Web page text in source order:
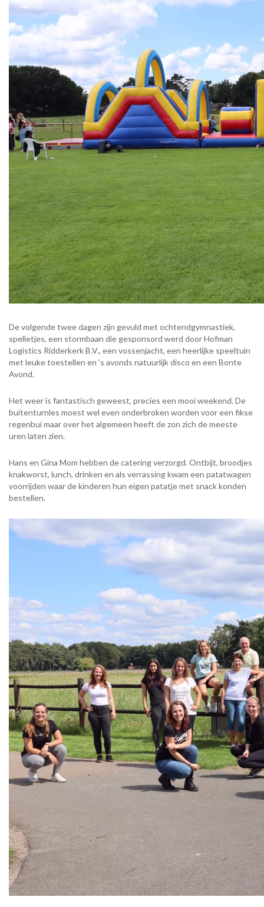
De volgende twee dagen zijn gevuld met ochtendgymnastiek,
spelletjes, een stormbaan die gesponsord werd door Hofman
Logistics Ridderkerk B.V., een vossenjacht, een heerlijke speeltuin
met leuke toestellen en 's avonds natuurlijk disco en een Bonte
Avond.
Het weer is fantastisch geweest, precies een mooi weekend. De
buitenturnles moest wel even onderbroken worden voor een fikse
regenbui maar over het algemeen heeft de zon zich de meeste
uren laten zien.
Hans en Gina Mom hebben de catering verzorgd. Ontbijt, broodjes
knakworst, lunch, drinken en als verrassing kwam een patatwagen
voorrijden waar de kinderen hun eigen patatje met snack konden
bestellen.